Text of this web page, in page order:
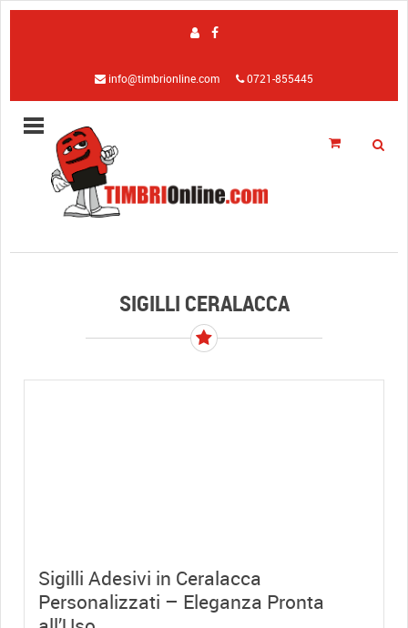
info@timbrionline.com 0721-855445
SIGILLI CERALACCA
Sigilli Adesivi in Ceralacca
Personalizzati – Eleganza Pronta